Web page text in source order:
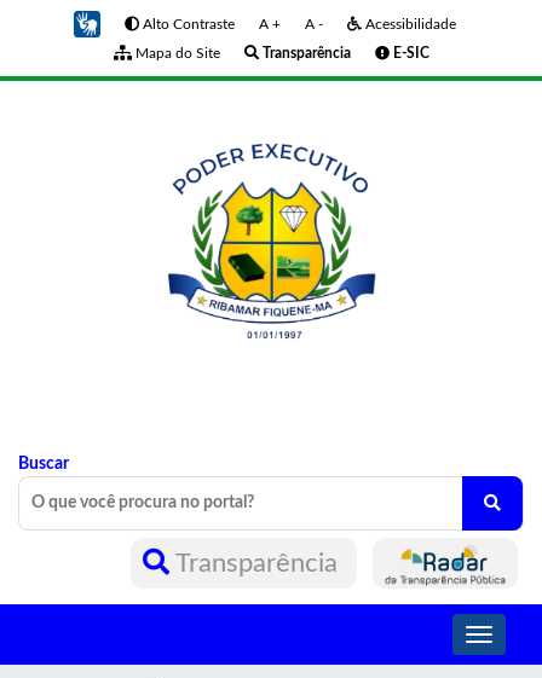
Alto Contraste A + A -
Acessibilidade
Mapa do Site
Transparência E-SIC
Buscar
Transparência
Toggle